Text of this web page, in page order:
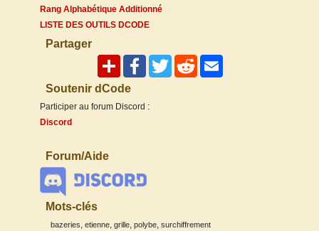
Rang Alphabétique Additionné
LISTE DES OUTILS DCODE
Partager
Soutenir dCode
Participer au forum Discord :
Discord
Forum/Aide
Mots-clés
bazeries, etienne, grille, polybe, surchiffrement